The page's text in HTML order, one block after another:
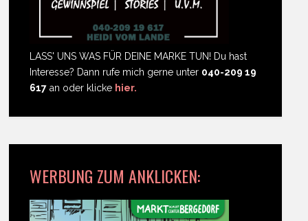
LASS' UNS WAS FÜR DEINE MARKE TUN! Du hast
Interesse? Dann rufe mich gerne unter 040-209 19
617 an oder klicke hier.
WERBUNG ZUM ANKLICKEN: